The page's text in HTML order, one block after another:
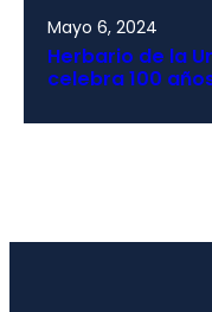
Mayo 6, 2024
Herbario de la
celebra 100